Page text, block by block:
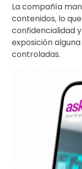
La compañía
contenidos, lo
confidencialidad
exposición
controladas.